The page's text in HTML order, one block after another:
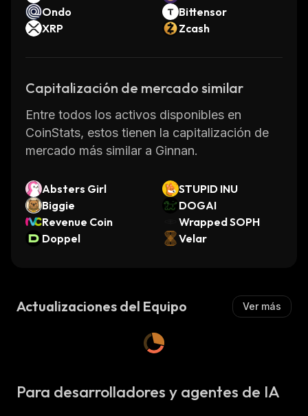
Ondo
Bittensor
XRP
Zcash
Capitalización de mercado similar
Entre todos los activos disponibles en
CoinStats, estos tienen la capitalización de
mercado más similar a Ginnan.
Absters Girl
STUPID INU
Biggie
DOGAI
Revenue Coin
Wrapped SOPH
Doppel
Velar
Actualizaciones del Equipo Ver más
Para desarrolladores y agentes de IA